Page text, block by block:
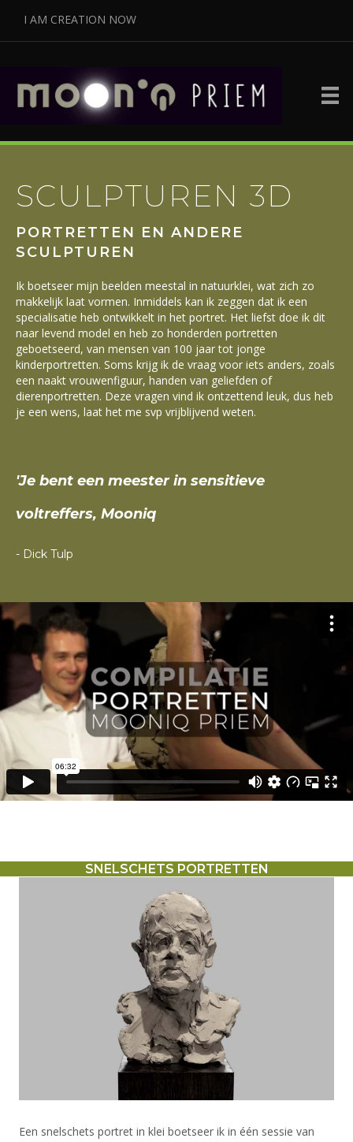
I AM CREATION NOW
SCULPTUREN 3D
PORTRETTEN EN ANDERE
SCULPTUREN
Ik boetseer mijn beelden meestal in natuurklei, wat zich zo
makkelijk laat vormen. Inmiddels kan ik zeggen dat ik een
specialisatie heb ontwikkelt in het portret. Het liefst doe ik dit
naar levend model en heb zo honderden portretten
geboetseerd, van mensen van 100 jaar tot jonge
kinderportretten. Soms krijg ik de vraag voor iets anders, zoals
een naakt vrouwenfiguur, handen van geliefden of
dierenportretten. Deze vragen vind ik ontzettend leuk, dus heb
je een wens, laat het me svp vrijblijvend weten.
'Je bent een meester in sensitieve
voltreffers, Mooniq
- Dick Tulp
SNELSCHETS PORTRETTEN
Een snelschets portret in klei boetseer ik in één sessie van